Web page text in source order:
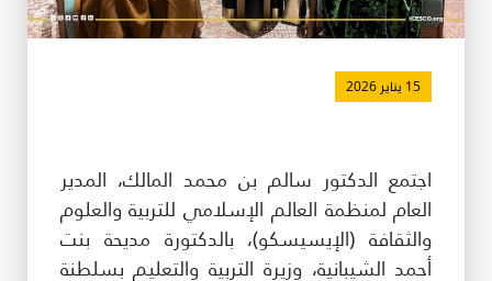
المقر
شاركونا
انضم إلى عائلة الإيسيسكو
للموردين
15 يناير 2026
اجتمع الدكتور سالم بن محمد المالك، المدير
العام لمنظمة العالم الإسلامي للتربية والعلوم
والثقافة (الإيسيسكو)، بالدكتورة مديحة بنت
أحمد الشيبانية، وزيرة التربية والتعليم بسلطنة